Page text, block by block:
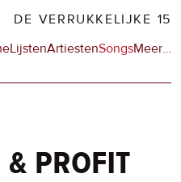
DE VERRUKKELIJKE 15
LijstenArtiestenSongsMeerop
…
& profit